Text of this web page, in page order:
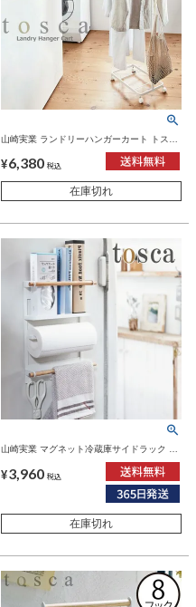
山崎実業 ランドリーハンガーカート トスカ
¥6,380 税込
在庫切れ
山崎実業 マグネット冷蔵庫サイドラック ト
スカ tosca | キッチン雑貨・トスカシリーズ
¥3,960 税込
在庫切れ